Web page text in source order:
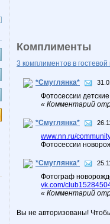
Комплименты
3 комплиментов в гостевой
*Смуглянка*
Фотосессии
« Комментарий
*Смуглянка*
www.nn.ru/
Фотосессии
*Смуглянка*
Фотограф
vk.com/
« Комментарий
Вы не авторизованы!